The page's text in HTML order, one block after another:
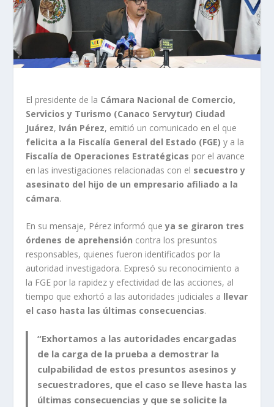
El presidente de la Cámara Nacional de Comercio,
Servicios y Turismo (Canaco Servytur) Ciudad
Juárez, Iván Pérez, emitió un comunicado en el que
felicita a la Fiscalía General del Estado (FGE) y a la
Fiscalía de Operaciones Estratégicas por el avance
en las investigaciones relacionadas con el secuestro y
asesinato del hijo de un empresario afiliado a la
cámara.
En su mensaje, Pérez informó queya se giraron tres
órdenes de aprehensión contra los presuntos
responsables, quienes fueron identificados por la
autoridad investigadora. Expresó su reconocimiento a
la FGE por la rapidez y efectividad de las acciones, al
tiempo que exhortó a las autoridades judiciales a llevar
el caso hasta las últimas consecuencias.
“Exhortamos a las autoridades encargadas
de la carga de la prueba a demostrar la
culpabilidad de estos presuntos asesinos y
secuestradores, que el caso se lleve hasta las
últimas consecuencias y que se solicite la